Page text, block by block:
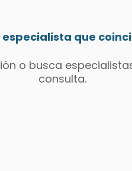
que
o busca
consulta.